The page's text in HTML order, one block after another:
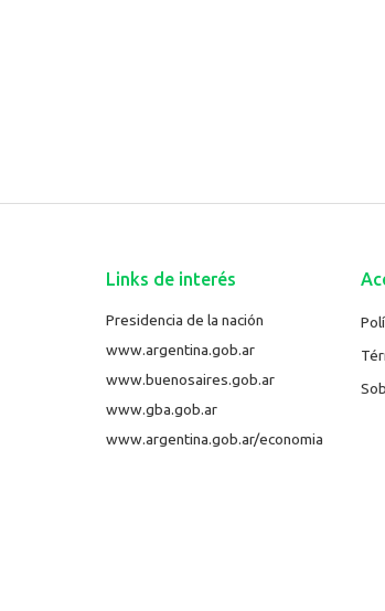
Links de interés
Presidencia de la nación
www.argentina.gob.ar
www.buenosaires.gob.ar
www.gba.gob.ar
www.argentina.gob.ar/economia